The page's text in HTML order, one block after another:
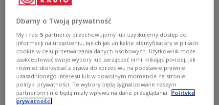
Maria Skłodowska-Curie z mężem Piotrem Curie w laboratorium. Paryż,
1900 Vitold Muratov/Wikimedia Commons/dp
Minister kultury FrancjiRima Abdul Malak
Dbamy o Twoją prywatność
My i nasi5 partnerzy przechowujemy lub uzyskujemy dostęp do
informacji na urządzeniu, takich jak unikalne identyfikatory w plikach
cookie w celu przetwarzania danych osobowych. Użytkownik może
zaakceptować swoje wybory lub zarządzać nimi, klikając poniżej, jak
również skorzystać z prawa do sprzeciwu na podstawie prawnie
uzasadnionego interesu lub w dowolnym momencie na stronie
polityki prywatności. Te wybory będą sygnalizowane naszym
partnerom i nie będą miały wpływu na dane przeglądania.
Polityka
prywatności